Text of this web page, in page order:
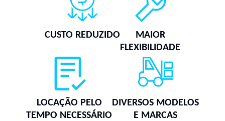
CUSTO REDUZIDO
MAIOR
FLEXIBILIDADE
LOCAÇÃO PELO
TEMPO NECESSÁRIO
DIVERSOS MODELOS
E MARCAS